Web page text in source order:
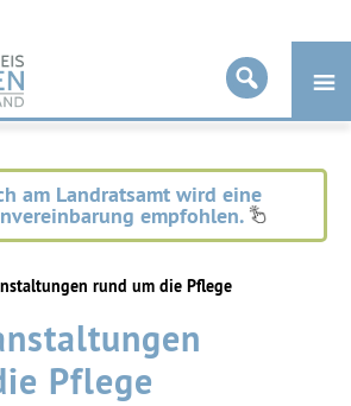
am Landratsamt wird eine
empfohlen.
rund um die Pflege
Pflege